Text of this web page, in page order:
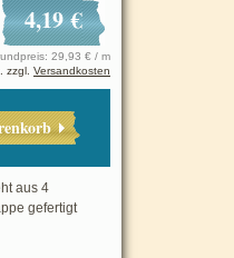
4,19 €
29,93 € / m
zzgl. Versandkosten
aus 4
gefertigt